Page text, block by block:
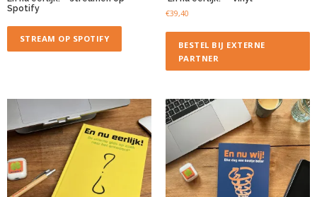
Spotify
STREAM OP SPOTIFY
€39,40
BESTEL BIJ EXTERNE
PARTNER